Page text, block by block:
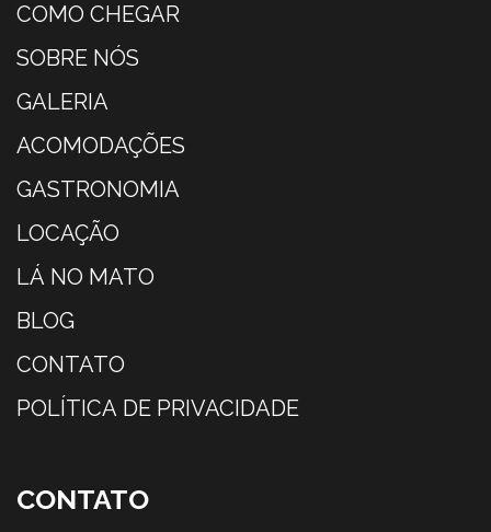
COMO CHEGAR
SOBRE NÓS
GALERIA
ACOMODAÇÕES
GASTRONOMIA
LOCAÇÃO
LÁ NO MATO
BLOG
CONTATO
POLÍTICA DE PRIVACIDADE
CONTATO